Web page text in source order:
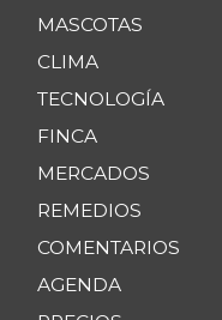
MASCOTAS
CLIMA
TECNOLOGÍA
FINCA
MERCADOS
REMEDIOS
COMENTARIOS
AGENDA